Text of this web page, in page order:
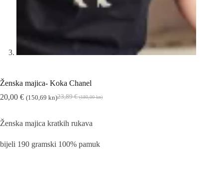
Ženska majica- Koka Chanel
23,89€ (180,00 kn)
Izvorna
je:
(180,00
20,00 € (150,69 kn)Trenutna
20,00 €
kn).
Ženska majica kratkih rukava
bijeli 190 gramski 100% pamuk